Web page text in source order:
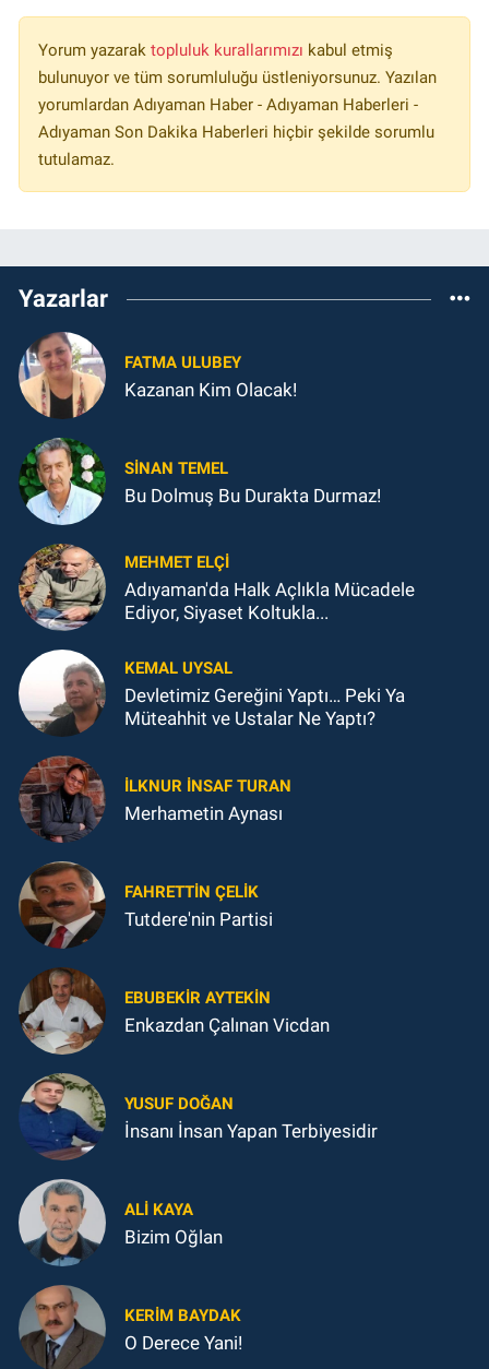
Yorum yazarak topluluk kurallarımızı kabul etmiş
bulunuyor ve tüm sorumluluğu üstleniyorsunuz. Yazılan
yorumlardan Adıyaman Haber - Adıyaman Haberleri -
Adıyaman Son Dakika Haberleri hiçbir şekilde sorumlu
tutulamaz.
Yazarlar
FATMA ULUBEY
Kazanan Kim Olacak!
SINAN TEMEL
Bu Dolmuş Bu Durakta Durmaz!
MEHMET ELÇI
Adıyaman'da Halk Açlıkla Mücadele
Ediyor, Siyaset Koltukla...
KEMAL UYSAL
Devletimiz Gereğini Yaptı… Peki Ya
Müteahhit ve Ustalar Ne Yaptı?
İLKNUR İNSAF TURAN
Merhametin Aynası
FAHRETTIN ÇELİK
Tutdere'nin Partisi
EBUBEKIR AYTEKIN
Enkazdan Çalınan Vicdan
YUSUF DOĞAN
İnsanı İnsan Yapan Terbiyesidir
ALI KAYA
Bizim Oğlan
KERIM BAYDAK
O Derece Yani!